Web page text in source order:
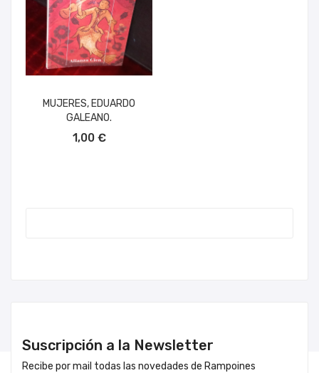
MUJERES, EDUARDO
GALEANO.
1,00 €
Suscripción a la Newsletter
Recibe por mail todas las novedades de Rampoines